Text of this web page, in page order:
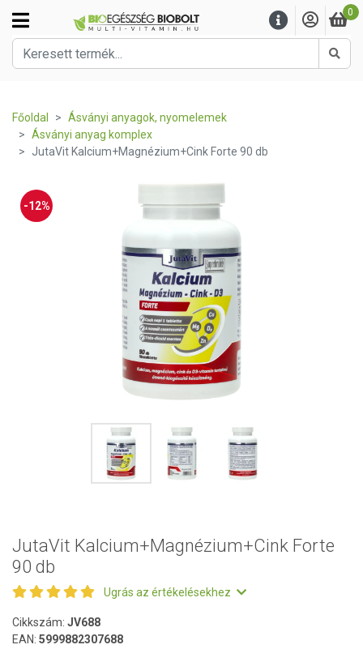
0
Főoldal
Ásványi anyagok, nyomelemek
Ásványi anyag komplex
JutaVit Kalcium+Magnézium+Cink Forte 90 db
-12%
JutaVit Kalcium+Magnézium+Cink Forte
90 db
Ugrás az értékelésekhez
Cikkszám: JV688
EAN: 5999882307688